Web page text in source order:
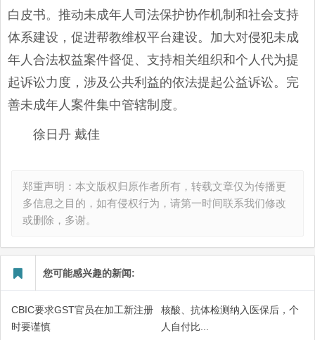
白皮书。推动未成年人司法保护协作机制和社会支持
体系建设，促进帮教维权平台建设。加大对侵犯未成
年人合法权益案件督促、支持相关组织和个人代为提
起诉讼力度，涉及公共利益的依法提起公益诉讼。完
善未成年人案件集中管辖制度。
徐日丹 戴佳
郑重声明：本文版权归原作者所有，转载文章仅为传播更
多信息之目的，如有侵权行为，请第一时间联系我们修改
或删除，多谢。
您可能感兴趣的新闻:
CBIC要求GST官员在加工新注册
时要谨慎
核酸、抗体检测纳入医保后，个
人自付比...